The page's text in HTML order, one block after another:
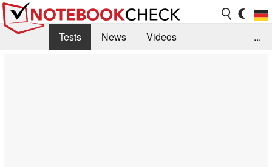
Tests News
Videos
...